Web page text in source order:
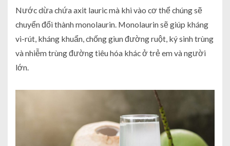
Nước dừa chứa axit lauric mà khi vào cơ thể chúng sẽ
chuyển đổi thành monolaurin. Monolaurin sẽ giúp kháng
vi-rút, kháng khuẩn, chống giun đường ruột, ký sinh trùng
và nhiễm trùng đường tiêu hóa khác ở trẻ em và người
lớn.